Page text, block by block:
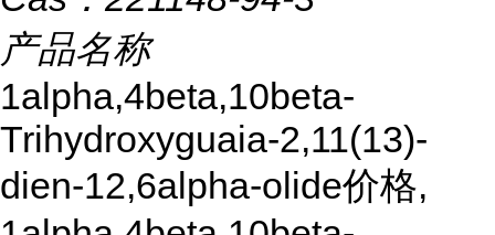
产品名称
1alpha,4beta,10beta-
Trihydroxyguaia-2,11(13)-
dien-12,6alpha-olide价格,